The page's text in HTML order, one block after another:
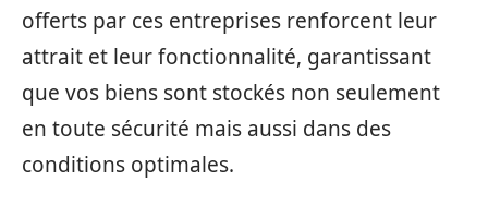
offerts par ces entreprises renforcent leur
attrait et leur fonctionnalité, garantissant
que vos biens sont stockés non seulement
en toute sécurité mais aussi dans des
conditions optimales.